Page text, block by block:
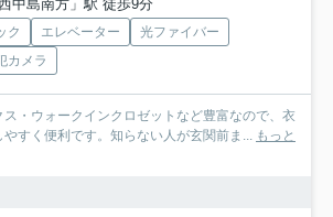
中島南方」駅 徒歩9分
ク エレベーター
光ファイバー
カメラ
・ウォークインクロゼットなど豊富なので、衣
すく便利です。知らない人が玄関前ま... もっと